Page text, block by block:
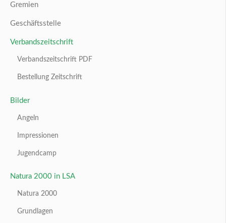
Gremien
Geschäftsstelle
Verbandszeitschrift
Verbandszeitschrift PDF
Bestellung Zeitschrift
Bilder
Angeln
Impressionen
Jugendcamp
Natura 2000 in LSA
Natura 2000
Grundlagen